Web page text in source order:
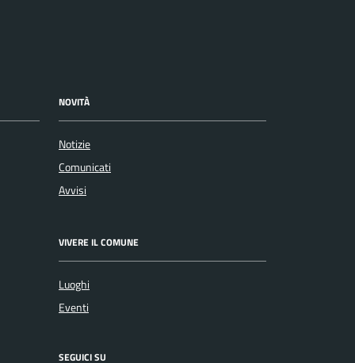
NOVITÀ
Notizie
Comunicati
Avvisi
VIVERE IL COMUNE
Luoghi
Eventi
SEGUICI SU